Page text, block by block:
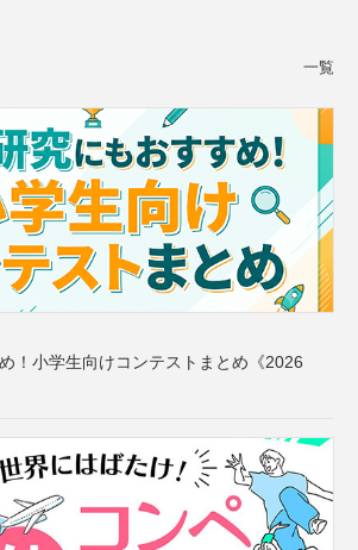
一覧
！小学生向けコンテストまとめ《2026